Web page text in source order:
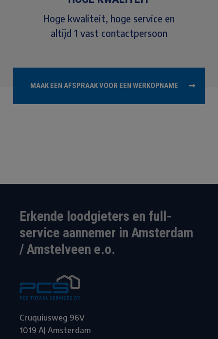
Hoge kwaliteit, hoge service en
altijd 1 vast contactpersoon
MAAK EEN AFSPRAAK VOOR EEN WERKOPNAME
Erkende loodgieters en full-
service aannemer in Amsterdam
/ Amstelveen e.o.
Cruquiusweg 96V
1019 AJ Amsterdam